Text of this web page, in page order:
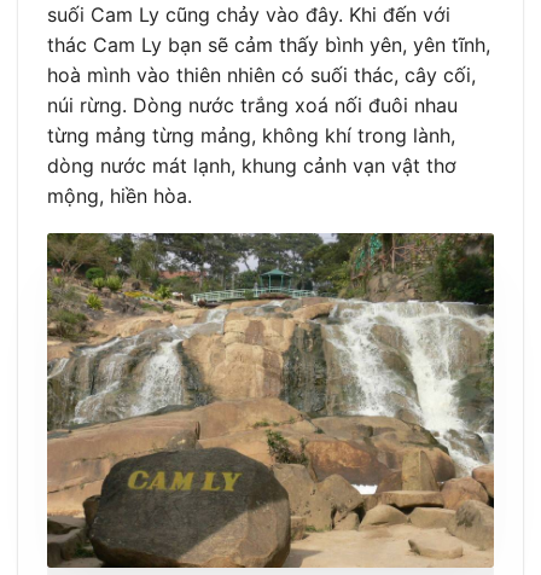
suối Cam Ly cũng chảy vào đây. Khi đến với
thác Cam Ly bạn sẽ cảm thấy bình yên, yên tĩnh,
hoà mình vào thiên nhiên có suối thác, cây cối,
núi rừng. Dòng nước trắng xoá nối đuôi nhau
từng mảng từng mảng, không khí trong lành,
dòng nước mát lạnh, khung cảnh vạn vật thơ
mộng, hiền hòa.